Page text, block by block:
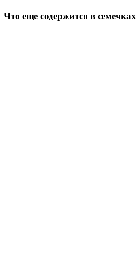
Что еще содержится в семечках